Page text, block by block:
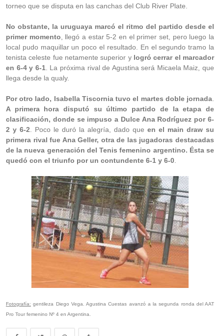
torneo que se disputa en las canchas del Club River Plate.
No obstante, la uruguaya marcó el ritmo del partido desde el
primer momento , llegó a estar 5-2 en el primer set, pero luego la
local pudo maquillar un poco el resultado. En el segundo tramo la
tenista celeste fue netamente superior y logró cerrar el marcador
en 6-4 y 6-1 . La próxima rival de Agustina será Micaela Maiz, que
llega desde la qualy.
Por otro lado, Isabella Tiscornia tuvo el martes doble jornada
A primera hora disputó su último partido de la etapa de
clasificación, donde se impuso a Dulce Ana Rodríguez por 6-
2 y 6-2 . Poco le duró la alegría, dado que en el main draw su
primera rival fue Ana Geller, otra de las jugadoras destacadas
de la nueva generación del Tenis femenino argentino. Ésta se
quedó con el triunfo por un contundente 6-1 y 6-0
Fotografía: gentileza Diego Vega. Agustina Cuestas avanzó a la segunda ronda del AAT
Pro Tour femenino Nº 4 en Argentina.